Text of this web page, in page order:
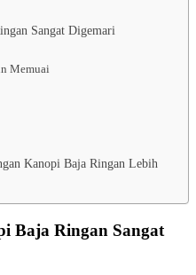
Sangat Digemari
Memuai
Kanopi Baja Ringan Lebih
Baja Ringan Sangat